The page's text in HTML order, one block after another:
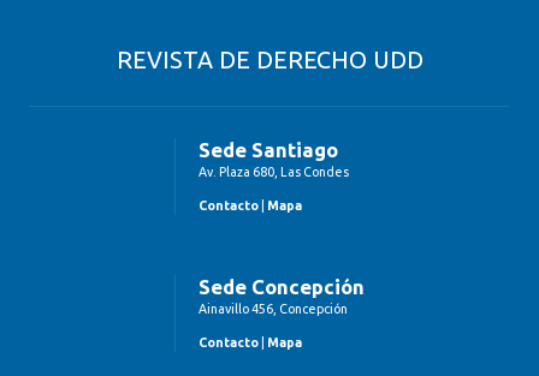
REVISTA DE DERECHO UDD
Sede Santiago
Av. Plaza 680, Las Condes
Contacto Mapa
Sede Concepción
Ainavillo 456, Concepción
Contacto Mapa